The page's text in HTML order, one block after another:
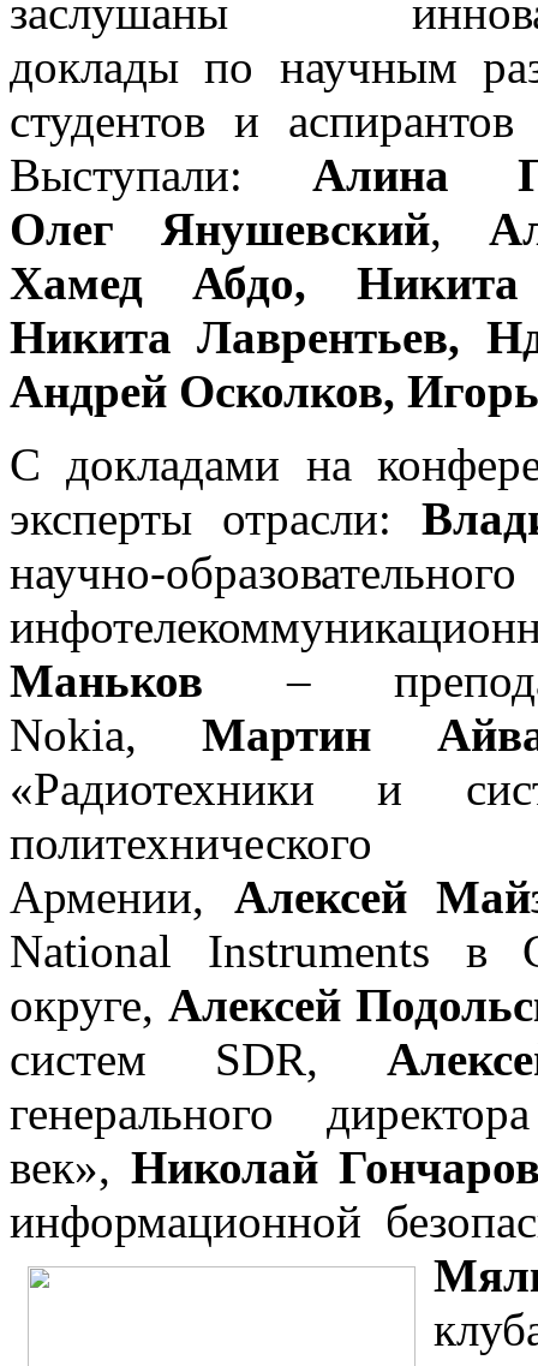
заслушаны
доклады по научным
студентов и
Выступали: Алина
Олег Янушевский,
Хамед Абдо, Никита
Никита Лаврентьев,
Андрей Осколков,
С докладами на
эксперты отрасли:
научно-
Маньков–
Nokia,Мартин
«Радиотехники и
Армении, Алексей
National Instruments в
округе, Алексей
систем SDR,
генерального
век», Николай
информационной